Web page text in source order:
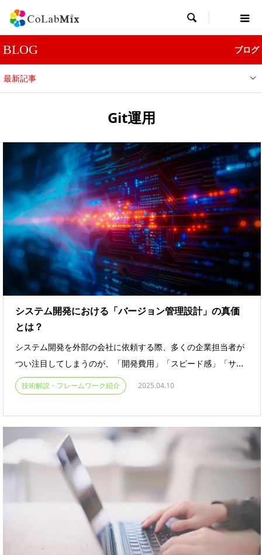

BLOG ブログ
最新記事
Git運用
システム開発における「バージョン管理設計」の真価
とは？
システム開発を外部の会社に依頼する際、多くの企業担当者が
つい注目してしまうのが、「開発費用」「スピード感」「サ...
技術解説・フレームワーク紹介 2025.04.10